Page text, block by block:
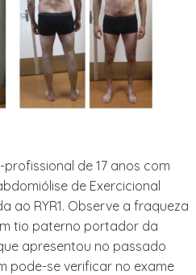
de 17 anos com
de Exercicional
ao RYR1. Observe a fraqueza
tio paterno portador da
apresentou no passado
pode-se verificar no exame